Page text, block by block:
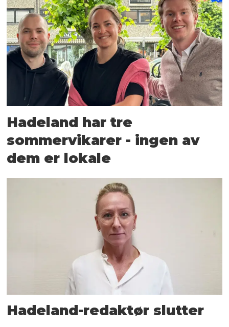
Hadeland har tre
sommervikarer - ingen av
dem er lokale
Hadeland-redaktør slutter